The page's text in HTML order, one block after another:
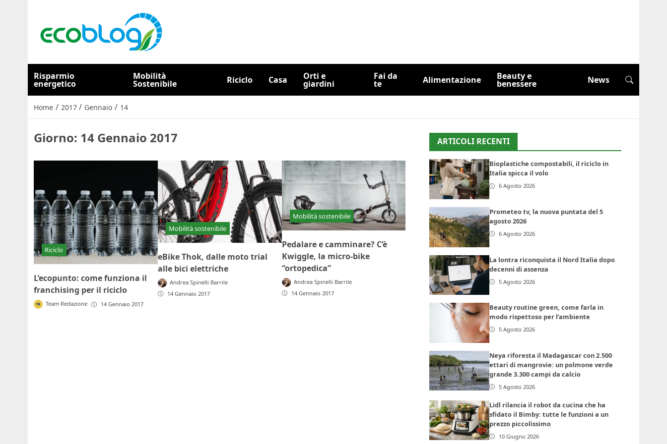
Risparmio
energetico
Mobilità
Sostenibile Riciclo Casa Orti e
giardini
Fai da
te Alimentazione Beauty e
benessere News
Home / 2017 / Gennaio / 14
Giorno: 14 Gennaio 2017
Riciclo
L’ecopunto: come funziona il
franchising per il riciclo
Team Redazione 14 Gennaio 2017
Mobilità sostenibile
eBike Thok, dalle moto trial
alle bici elettriche
Andrea Spinelli Barrile
14 Gennaio 2017
Mobilità sostenibile
Pedalare e camminare? C’è
Kwiggle, la micro-bike
“ortopedica”
Andrea Spinelli Barrile
14 Gennaio 2017
ARTICOLI RECENTI
Bioplastiche compostabili, il riciclo in
Italia spicca il volo
6 Agosto 2026
Prometeo tv, la nuova puntata del 5
agosto 2026
6 Agosto 2026
La lontra riconquista il Nord Italia dopo
decenni di assenza
5 Agosto 2026
Beauty routine green, come farla in
modo rispettoso per l’ambiente
5 Agosto 2026
Neya riforesta il Madagascar con 2.500
ettari di mangrovie: un polmone verde
grande 3.300 campi da calcio
5 Agosto 2026
Lidl rilancia il robot da cucina che ha
sfidato il Bimby: tutte le funzioni a un
prezzo piccolissimo
10 Giugno 2026